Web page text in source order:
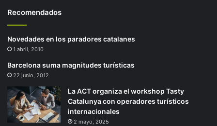
Recomendados
Novedades en los paradores catalanes
1 abril, 2010
Barcelona suma magnitudes turísticas
22 junio, 2012
La ACT organiza el workshop Tasty
Catalunya con operadores turísticos
internacionales
2 mayo, 2025